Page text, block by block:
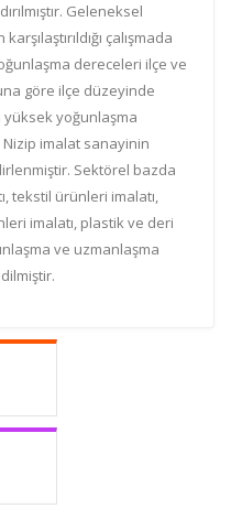
Geleneksel
çalışmada
dereceleri ilçe ve
göre ilçe düzeyinde
yüksek yoğunlaşma
imalat sanayinin
Sektörel bazda
tekstil ürünleri imalatı,
imalatı, plastik ve deri
ve uzmanlaşma